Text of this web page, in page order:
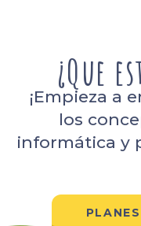
¿Que
¡Empieza a
los
informática y